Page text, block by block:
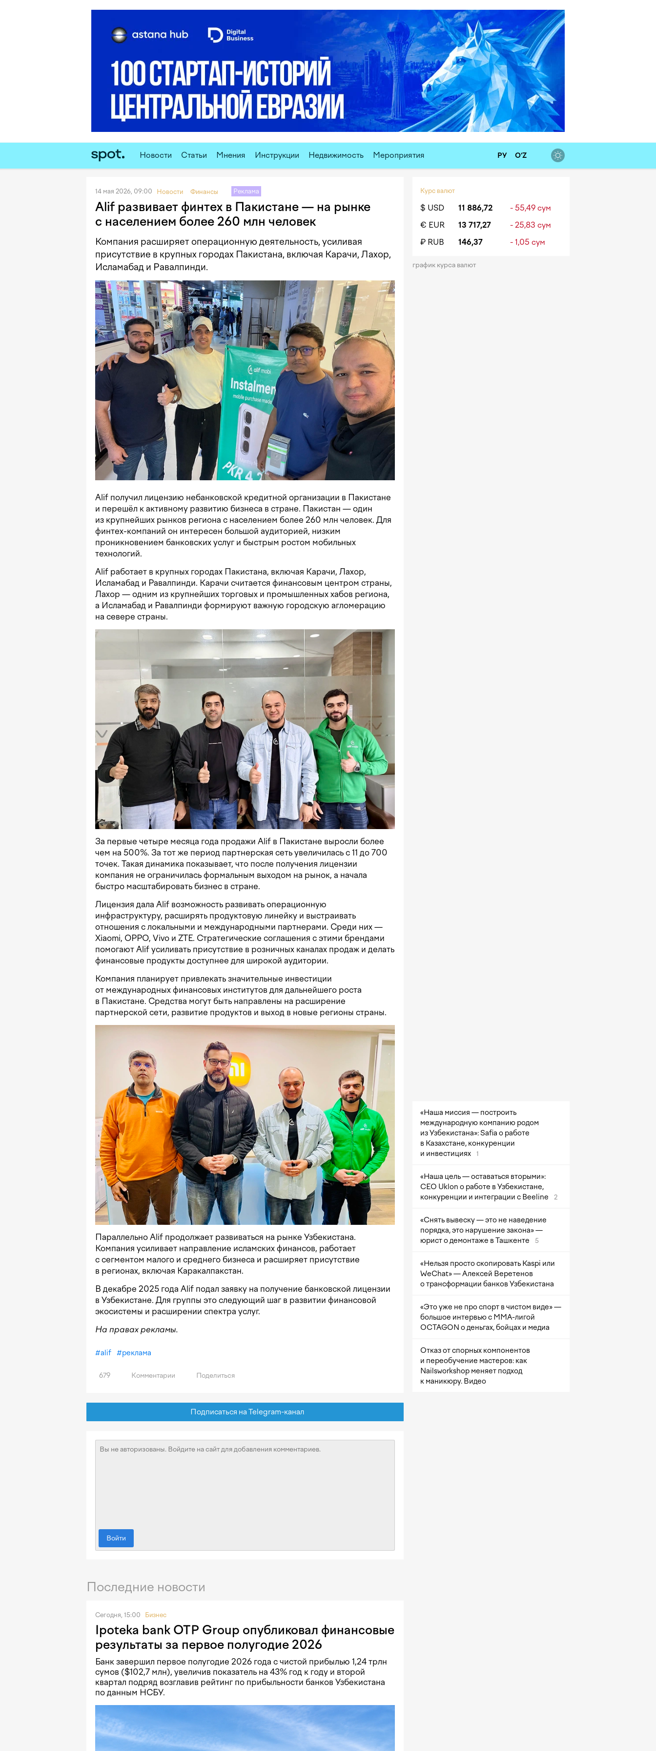
Новости Статьи Мнения Инструкции Недвижимость Мероприятия РУ O‘Z
14 мая 2026, 09:00 Новости Финансы Реклама
Alif развивает финтех в Пакистане — на рынке
с населением более 260 млн человек
Компания расширяет операционную деятельность, усиливая
присутствие в крупных городах Пакистана, включая Карачи, Лахор,
Исламабад и Равалпинди.
Alif получил лицензию небанковской кредитной организации в Пакистане
и перешёл к активному развитию бизнеса в стране. Пакистан — один
из крупнейших рынков региона с населением более 260 млн человек. Для
финтех-компаний он интересен большой аудиторией, низким
проникновением банковских услуг и быстрым ростом мобильных
технологий.
Alif работает в крупных городах Пакистана, включая Карачи, Лахор,
Исламабад и Равалпинди. Карачи считается финансовым центром страны,
Лахор — одним из крупнейших торговых и промышленных хабов региона,
а Исламабад и Равалпинди формируют важную городскую агломерацию
на севере страны.
За первые четыре месяца года продажи Alif в Пакистане выросли более
чем на 500%. За тот же период партнерская сеть увеличилась с 11 до 700
точек. Такая динамика показывает, что после получения лицензии
компания не ограничилась формальным выходом на рынок, а начала
быстро масштабировать бизнес в стране.
Лицензия дала Alif возможность развивать операционную
инфраструктуру, расширять продуктовую линейку и выстраивать
отношения с локальными и международными партнерами. Среди них —
Xiaomi, OPPO, Vivo и ZTE. Стратегические соглашения с этими брендами
помогают Alif усиливать присутствие в розничных каналах продаж и делать
финансовые продукты доступнее для широкой аудитории.
Компания планирует привлекать значительные инвестиции
от международных финансовых институтов для дальнейшего роста
в Пакистане. Средства могут быть направлены на расширение
партнерской сети, развитие продуктов и выход в новые регионы страны.
Параллельно Alif продолжает развиваться на рынке Узбекистана.
Компания усиливает направление исламских финансов, работает
с сегментом малого и среднего бизнеса и расширяет присутствие
в регионах, включая Каракалпакстан.
В декабре 2025 года Alif подал заявку на получение банковской лицензии
в Узбекистане. Для группы это следующий шаг в развитии финансовой
экосистемы и расширении спектра услуг.
На правах рекламы.
#alif #реклама
679 Комментарии Поделиться
Подписаться на Telegram-канал
Войти
Последние новости
Сегодня, 15:00 Бизнес
Ipoteka bank OTP Group опубликовал финансовые
результаты за первое полугодие 2026
Банк завершил первое полугодие 2026 года с чистой прибылью 1,24 трлн
сумов ($102,7 млн), увеличив показатель на 43% год к году и второй
квартал подряд возглавив рейтинг по прибыльности банков Узбекистана
по данным НСБУ.
Курс валют
$ USD 11 886,72
- 55,49 сум
€ EUR
13 717,27
- 25,83 сум
₽ RUB
146,37 - 1,05 сум
график курса валют
«Наша миссия — построить
международную компанию родом
из Узбекистана»: Safia о работе
в Казахстане, конкуренции
и инвестициях
1
«Наша цель — оставаться вторыми»:
CEO Uklon о работе в Узбекистане,
конкуренции и интеграции с Beeline
2
«Снять вывеску — это не наведение
порядка, это нарушение закона» —
юрист о демонтаже в Ташкенте
5
«Нельзя просто скопировать Kaspi или
WeChat» — Алексей Веретенов
о трансформации банков Узбекистана
«Это уже не про спорт в чистом виде» —
большое интервью с ММА-лигой
OCTAGON о деньгах, бойцах и медиа
Отказ от спорных компонентов
и переобучение мастеров: как
Nailsworkshop меняет подход
к маникюру. Видео